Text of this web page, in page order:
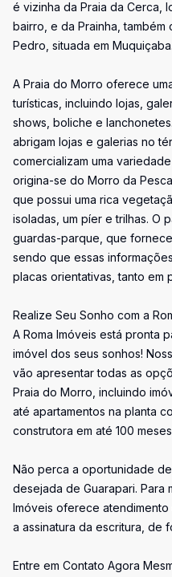
é vizinha da Praia da Cerca,
bairro, e da Prainha,
Pedro, situada em Muquiçaba.
A Praia do Morro oferece
turísticas, incluindo lojas,
shows, boliche e
abrigam lojas e galerias no
comercializam uma
origina-se do Morro da
que possui uma rica
isoladas, um píer e trilhas. O
guardas-parque, que
sendo que essas
placas orientativas, tanto em
Realize Seu Sonho com a
A Roma Imóveis está pronta
imóvel dos seus sonhos!
vão apresentar todas as
Praia do Morro, incluindo
até apartamentos na planta
construtora em até 100
Não perca a oportunidade
desejada de Guarapari. Para
Imóveis oferece
a assinatura da escritura, de
Entre em Contato Agora